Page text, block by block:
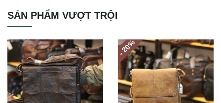
SẢN PHẨM VƯỢT TRỘI
- 20
%